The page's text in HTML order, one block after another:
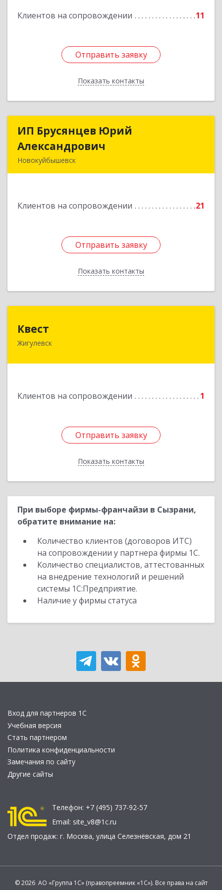
Клиентов на сопровождении 11
Отправить заявку
Показать контакты
Отправить заявку
Назад
ИП Брусянцев Юрий
Александрович
Новокуйбышевск
Клиентов на сопровождении 21
Отправить заявку
Показать контакты
ИП Брусянцев Юрий
Подробнее
Отправить заявку
Назад
Квест
Жигулевск
Клиентов на сопровождении 1
Отправить заявку
Показать контакты
445350, Самарская обл., Жигулевск, ул.Пушкина,
Отправить заявку
Назад
При выборе фирмы-франчайзи в Сызрани,
обратите внимание на:
Количество клиентов (договоров ИТС)
на сопровождении у партнера фирмы 1С.
Количество специалистов, аттестованных
на внедрение технологий и решений
системы 1С:Предприятие.
Наличие у фирмы статуса
Вход для партнеров 1С
Учебная версия
Стать партнером
Политика конфиденциальности
Замечания по сайту
Другие сайты
Телефон: +7 (495) 737-92-57
Email: site_v8@1c.ru
Отдел продаж: г. Москва, улица Селезнёвская, дом 21
© 2026 АО «Группа 1С» (правопреемник «1С»). Все права на сайт